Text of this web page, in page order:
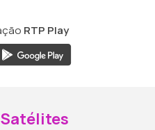
RTP Play
Satélites